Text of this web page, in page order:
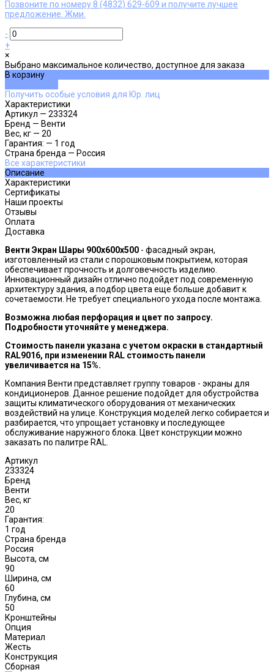
Позвоните по номеру 8 (4832) 629-609 и получите лучшее
предложение. Жми.
-
+
×
Выбрано максимальное количество, доступное для заказа
В корзину
Получить особые условия для Юр. лиц
Характеристики
Артикул — 233324
Бренд — Венти
Вес, кг — 20
Гарантия: — 1 год
Страна бренда — Россия
Все характеристики
Описание
Характеристики
Сертификаты
Наши проекты
Отзывы
Оплата
Доставка
Венти Экран Шары 900х600х500 - фасадный экран,
изготовленный из стали с порошковым покрытием, которая
обеспечивает прочность и долговечность изделию.
Инновационный дизайн отлично подойдет под современную
архитектуру здания, а подбор цвета еще больше добавит к
сочетаемости. Не требует специального ухода после монтажа.
Возможна любая перфорация и цвет по запросу.
Подробности уточняйте у менеджера.
Стоимость панели указана с учетом окраски в стандартный
RAL9016, при изменении RAL стоимость панели
увеличивается на 15%.
Компания Венти представляет группу товаров - экраны для
кондиционеров. Данное решение подойдет для обустройства
защиты климатического оборудования от механических
воздействий на улице. Конструкция моделей легко собирается и
разбирается, что упрощает установку и последующее
обслуживание наружного блока. Цвет конструкции можно
заказать по палитре RAL.
Артикул
233324
Бренд
Венти
Вес, кг
20
Гарантия:
1 год
Страна бренда
Россия
Высота, см
90
Ширина, см
60
Глубина, см
50
Кронштейны
Опция
Материал
Жесть
Конструкция
Сборная